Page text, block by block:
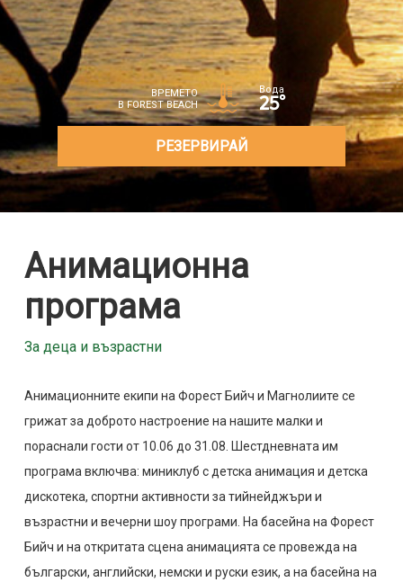
ВРЕМЕТО
В FOREST BEACH
Вода
25°
РЕЗЕРВИРАЙ
Анимационна
програма
За деца и възрастни
Анимационните екипи на Форест Бийч и Магнолиите се
грижат за доброто настроение на нашите малки и
пораснали гости от 10.06 до 31.08. Шестдневната им
програма включва: миниклуб с детска анимация и детска
дискотека, спортни активности за тийнейджъри и
възрастни и вечерни шоу програми. На басейна на Форест
Бийч и на откритата сцена анимацията се провежда на
български, английски, немски и руски език, а на басейна на